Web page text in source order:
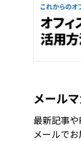
メール
最新記事
メールで